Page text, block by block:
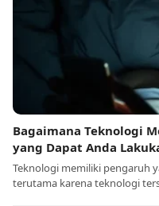
Bagaimana Teknologi
yang Dapat Anda
Teknologi memiliki pengaruh
terutama karena teknologi